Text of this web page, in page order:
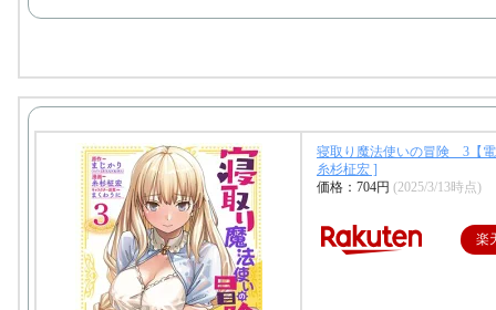
寝取り魔法使いの冒険 3【
糸杉柾宏 ]
価格：704円 (2025/3/13時点)
楽